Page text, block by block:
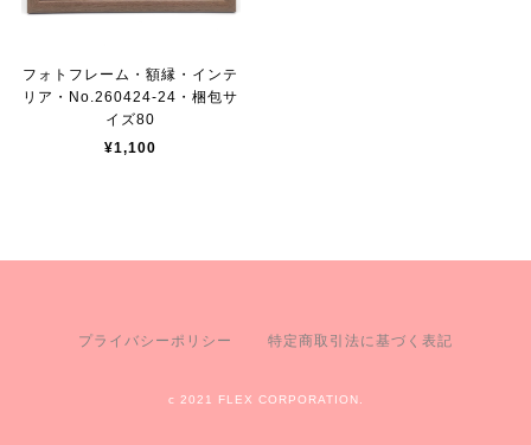
フォトフレーム・額縁・インテ
リア・No.260424-24・梱包サ
イズ80
¥1,100
プライバシーポリシー 特定商取引法に基づく表記
c 2021 FLEX CORPORATION.